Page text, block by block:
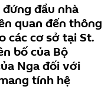
đầu nhà
quan đến thông
các cơ sở tại St.
bố của Bộ
Nga đối với
tính hệ